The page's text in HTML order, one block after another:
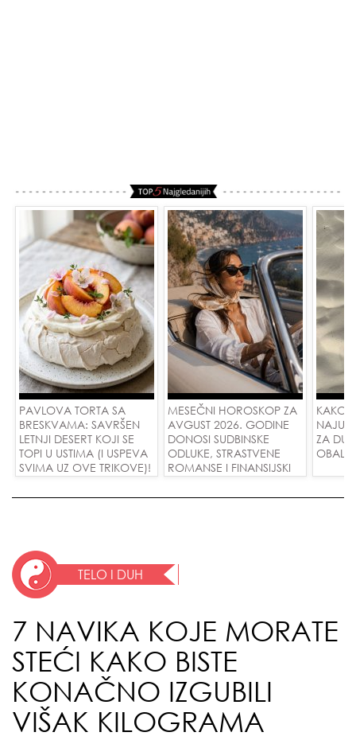
PAVLOVA TORTA SA
BRESKVAMA: SAVRŠEN
LETNJI DESERT KOJI SE
TOPI U USTIMA (I USPEVA
SVIMA UZ OVE TRIKOVE)!
MESEČNI HOROSKOP ZA
AVGUST 2026. GODINE
DONOSI SUDBINSKE
ODLUKE, STRASTVENE
ROMANSE I FINANSIJSKI
KAKO
ZA
TELO I DUH
7 NAVIKA KOJE MORATE
STEĆI KAKO BISTE
KONAČNO IZGUBILI
VIŠAK KILOGRAMA